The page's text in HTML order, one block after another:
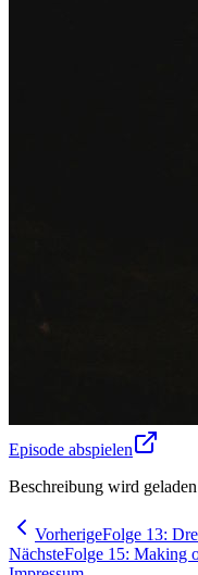
Episode abspielen
Beschreibung wird
VorherigeFolge 13:
NächsteFolge 15: Making